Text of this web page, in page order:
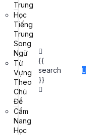
Trung
Học
Tiếng
Trung
Song
Ngữ
Từ
Vựng
Theo
Chủ
Đề
Cẩm
Nang
Học
{{
search
}}
ôn thi TOCFL
THI TOCFL MIỄN PHÍ